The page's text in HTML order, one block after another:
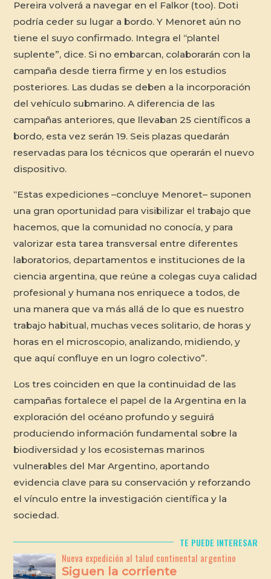
Pereira volverá a navegar en el Falkor (too). Doti
podría ceder su lugar a bordo. Y Menoret aún no
tiene el suyo confirmado. Integra el “plantel
suplente”, dice. Si no embarcan, colaborarán con la
campaña desde tierra firme y en los estudios
posteriores. Las dudas se deben a la incorporación
del vehículo submarino. A diferencia de las
campañas anteriores, que llevaban 25 científicos a
bordo, esta vez serán 19. Seis plazas quedarán
reservadas para los técnicos que operarán el nuevo
dispositivo.
“Estas expediciones –concluye Menoret– suponen
una gran oportunidad para visibilizar el trabajo que
hacemos, que la comunidad no conocía, y para
valorizar esta tarea transversal entre diferentes
laboratorios, departamentos e instituciones de la
ciencia argentina, que reúne a colegas cuya calidad
profesional y humana nos enriquece a todos, de
una manera que va más allá de lo que es nuestro
trabajo habitual, muchas veces solitario, de horas y
horas en el microscopio, analizando, midiendo, y
que aquí confluye en un logro colectivo”.
Los tres coinciden en que la continuidad de las
campañas fortalece el papel de la Argentina en la
exploración del océano profundo y seguirá
produciendo información fundamental sobre la
biodiversidad y los ecosistemas marinos
vulnerables del Mar Argentino, aportando
evidencia clave para su conservación y reforzando
el vínculo entre la investigación científica y la
sociedad.
TE PUEDE INTERESAR
Nueva expedición al talud continental argentino
Siguen la corriente